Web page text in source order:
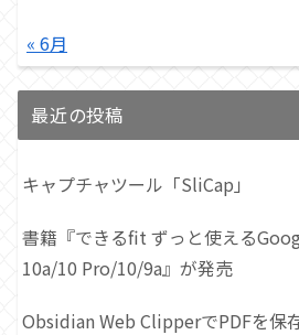
« 6月
最近の投稿
キャプチャツール「SliCap」
書籍『できるfit ずっと使える
10a/10 Pro/10/9a』が発売
Obsidian Web ClipperでPDFを保